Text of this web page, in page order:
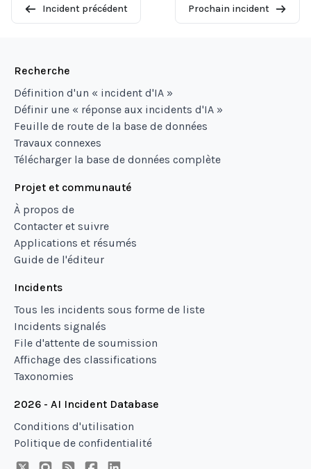
Incident précédent Prochain incident
Recherche
Définition d'un « incident d'IA »
Définir une « réponse aux incidents d'IA »
Feuille de route de la base de données
Travaux connexes
Télécharger la base de données complète
Projet et communauté
À propos de
Contacter et suivre
Applications et résumés
Guide de l'éditeur
Incidents
Tous les incidents sous forme de liste
Incidents signalés
File d'attente de soumission
Affichage des classifications
Taxonomies
2026 - AI Incident Database
Conditions d'utilisation
Politique de confidentialité